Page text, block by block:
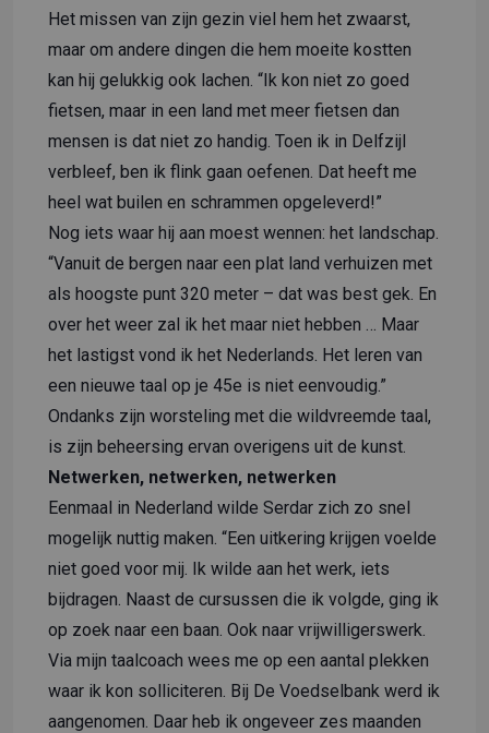
Het missen van zijn gezin viel hem het zwaarst,
maar om andere dingen die hem moeite kostten
kan hij gelukkig ook lachen. “Ik kon niet zo goed
fietsen, maar in een land met meer fietsen dan
mensen is dat niet zo handig. Toen ik in Delfzijl
verbleef, ben ik flink gaan oefenen. Dat heeft me
heel wat builen en schrammen opgeleverd!”
Nog iets waar hij aan moest wennen: het landschap.
“Vanuit de bergen naar een plat land verhuizen met
als hoogste punt 320 meter – dat was best gek. En
over het weer zal ik het maar niet hebben … Maar
het lastigst vond ik het Nederlands. Het leren van
een nieuwe taal op je 45e is niet eenvoudig.”
Ondanks zijn worsteling met die wildvreemde taal,
is zijn beheersing ervan overigens uit de kunst.
Netwerken, netwerken, netwerken
Eenmaal in Nederland wilde Serdar zich zo snel
mogelijk nuttig maken. “Een uitkering krijgen voelde
niet goed voor mij. Ik wilde aan het werk, iets
bijdragen. Naast de cursussen die ik volgde, ging ik
op zoek naar een baan. Ook naar vrijwilligerswerk.
Via mijn taalcoach wees me op een aantal plekken
waar ik kon solliciteren. Bij De Voedselbank werd ik
aangenomen. Daar heb ik ongeveer zes maanden